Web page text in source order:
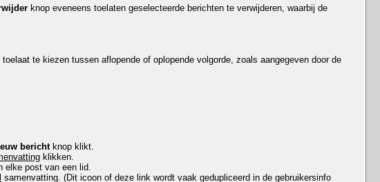
knop eveneens toelaten geselecteerde berichten te verwijderen, waarbij de
toelaat te kiezen tussen aflopende of oplopende volgorde, zoals aangegeven door de
berichtknop klikt.
klikken.
post van een lid.
samenvatting. (Dit icoon of deze link wordt vaak gedupliceerd in de gebruikersinfo